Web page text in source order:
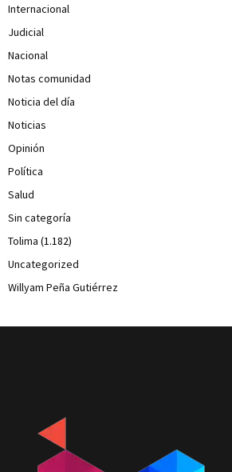
Internacional
Judicial
Nacional
Notas comunidad
Noticia del día
Noticias
Opinión
Política
Salud
Sin categoría
Tolima (1.182)
Uncategorized
Willyam Peña Gutiérrez